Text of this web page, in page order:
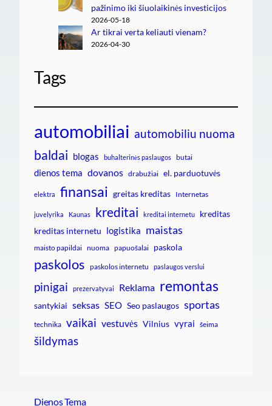
pažinimo iki šiuolaikinės investicijos
2026-05-18
Ar tikrai verta keliauti vienam?
2026-04-30
Tags
automobiliai automobiliu nuoma
baldai blogas buhalterinės paslaugos butai
dienos tema dovanos drabužiai el. parduotuvės
elektra finansai greitas kreditas Internetas
juvelyrika Kaunas kreditai kreditai internetu
kreditas
kreditas internetu logistika maistas
maisto papildai nuoma papuošalai paskola
paskolos paskolos internetu paslaugos verslui
pinigai prezervatyvai Reklama remontas
santykiai seksas SEO Seo paslaugos sportas
technika vaikai vestuvės Vilnius vyrai šeima
šildymas
Dienos Tema